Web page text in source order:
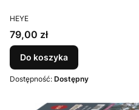
PRODUCENT
HEYE
Cena
79,00 zł
Do koszyka
Dostępność: Dostępny